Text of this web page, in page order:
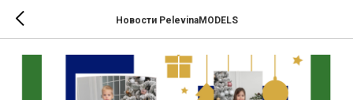
Новости PelevinaMODELS